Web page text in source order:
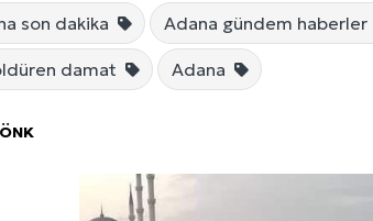
son dakika Adana gündem haberler
damat Adana